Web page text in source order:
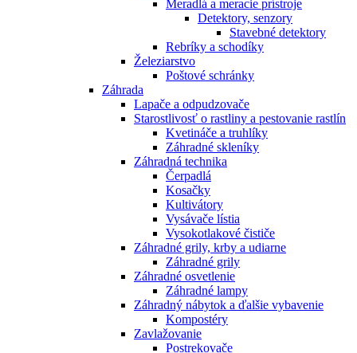
Meradlá a meracie prístroje
Detektory, senzory
Stavebné detektory
Rebríky a schodíky
Železiarstvo
Poštové schránky
Záhrada
Lapače a odpudzovače
Starostlivosť o rastliny a pestovanie rastlín
Kvetináče a truhlíky
Záhradné skleníky
Záhradná technika
Čerpadlá
Kosačky
Kultivátory
Vysávače lístia
Vysokotlakové čističe
Záhradné grily, krby a udiarne
Záhradné grily
Záhradné osvetlenie
Záhradné lampy
Záhradný nábytok a ďalšie vybavenie
Kompostéry
Zavlažovanie
Postrekovače